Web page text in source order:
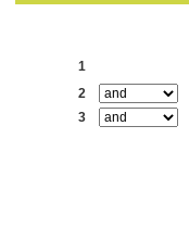
1
2
3